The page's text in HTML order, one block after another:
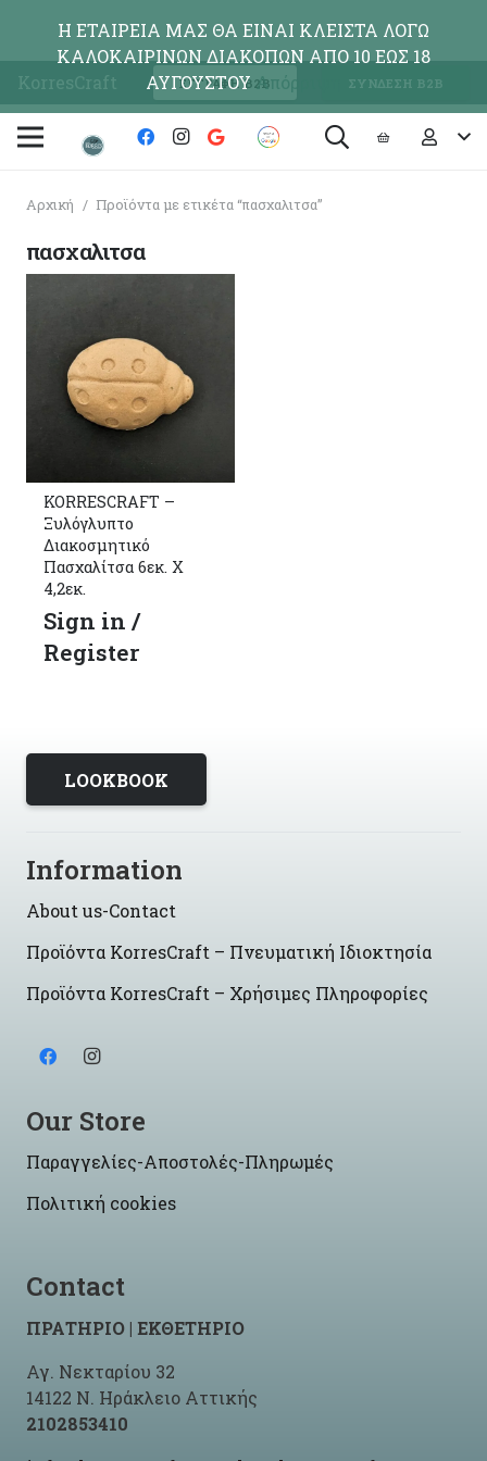
KorresCraft ΕΓΓΡΑΦΗ Β2Β ΣΥΝΔΕΣΗ Β2Β
Αρχική / Προϊόντα με ετικέτα “πασχαλιτσα”
πασχαλιτσα
KORRESCRAFT –
Ξυλόγλυπτο
Διακοσμητικό
Πασχαλίτσα 6εκ. Χ
4,2εκ.
Sign in /
Register
LOOKBOOK
Information
About us-Contact
Προϊόντα KorresCraft – Πνευματική Ιδιοκτησία
Προϊόντα KorresCraft – Χρήσιμες Πληροφορίες
Our Store
Παραγγελίες-Αποστολές-Πληρωμές
Πολιτική cookies
Contact
ΠΡΑΤΗΡΙΟ | ΕΚΘΕΤΗΡΙΟ
Αγ. Νεκταρίου 32
14122 Ν. Ηράκλειο Αττικής
2102853410
Η ΕΤΑΙΡΕΙΑ ΜΑΣ ΘΑ ΕΙΝΑΙ ΚΛΕΙΣΤΑ ΛΟΓΩ
ΚΑΛΟΚΑΙΡΙΝΩΝ ΔΙΑΚΟΠΩΝ ΑΠΟ 10 ΕΩΣ 18
ΑΥΓΟΥΣΤΟΥΑπόρριψη